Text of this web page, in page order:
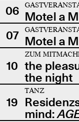
06 Motel a
07 Motel a
10
ZUM
the
the night
19
TANZ
mind: